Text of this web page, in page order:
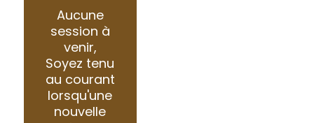
Aucune
session à
venir,
Soyez tenu
au courant
lorsqu'une
nouvelle